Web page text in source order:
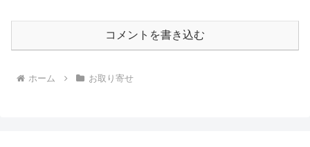
コメントを書き込む
ホーム お取り寄せ